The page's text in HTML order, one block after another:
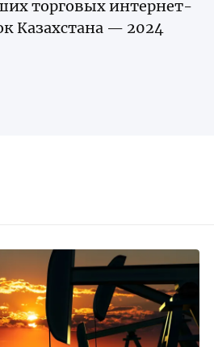
торговых интернет-
Казахстана — 2024